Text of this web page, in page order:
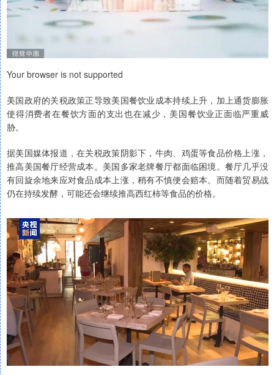
Your browser is not supported
美国政府的关税政策正导致美国餐饮业成本持续上升，加上通货膨胀
使得消费者在餐饮方面的支出也在减少，美国餐饮业正面临严重威
胁。
据美国媒体报道，在关税政策阴影下，牛肉、鸡蛋等食品价格上涨，
推高美国餐厅经营成本。美国多家老牌餐厅都面临困境。餐厅几乎没
有回旋余地来应对食品成本上涨，稍有不慎便会赔本。而随着贸易战
仍在持续发酵，可能还会继续推高西红柿等食品的价格。